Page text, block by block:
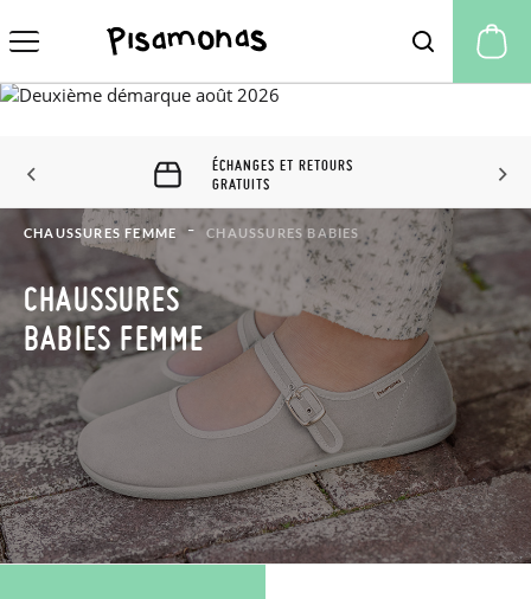
ÉCHANGES ET RETOURS
GRATUITS
CHAUSSURES FEMME CHAUSSURES BABIES
CHAUSSURES
BABIES FEMME